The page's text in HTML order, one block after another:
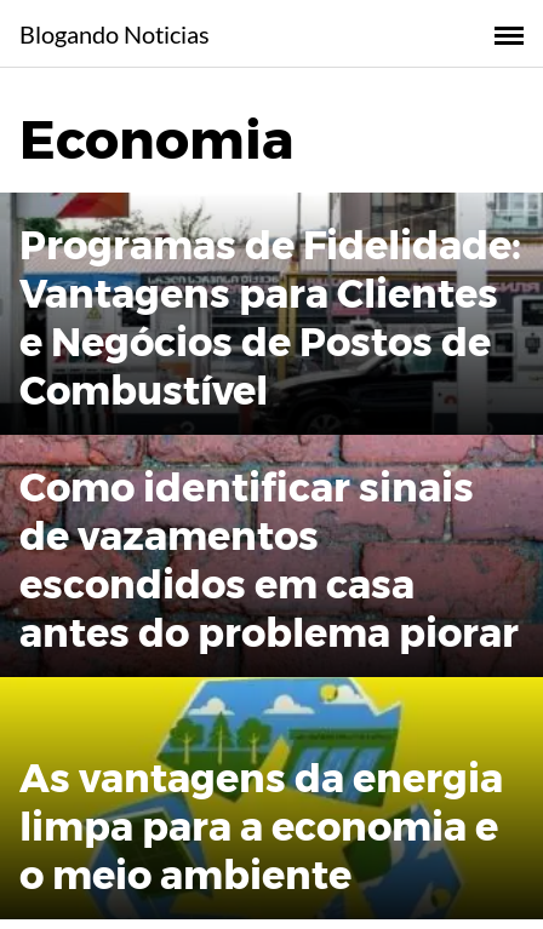
content
Blogando Noticias
Economia
Programas de Fidelidade:
Vantagens para Clientes
e Negócios de Postos de
Combustível
Como identificar sinais
de vazamentos
escondidos em casa
antes do problema piorar
As vantagens da energia
limpa para a economia e
o meio ambiente